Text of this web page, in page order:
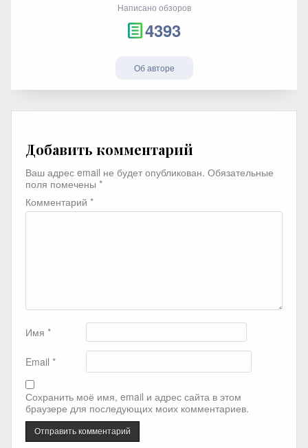
Написано обзоров
4393
Об авторе
Добавить комментарий
Ваш адрес email не будет опубликован. Обязательные
поля помечены *
Комментарий *
Имя *
Email *
Сохранить моё имя, email и адрес сайта в этом
браузере для последующих моих комментариев.